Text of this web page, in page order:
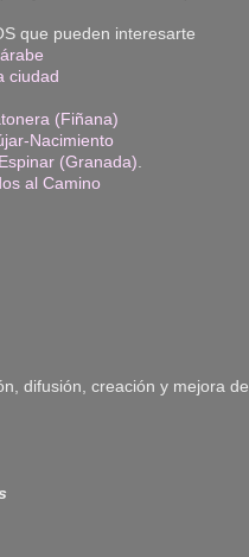
que pueden interesarte
ciudad
(Fiñana)
Nacimiento
(Granada).
al Camino
difusión, creación y mejora